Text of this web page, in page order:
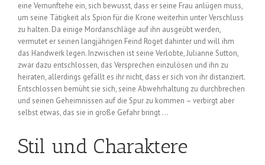
eine Vernunftehe ein, sich bewusst, dass er seine Frau anlügen muss,
um seine Tätigkeit als Spion für die Krone weiterhin unter Verschluss
zu halten. Da einige Mordanschläge auf ihn ausgeübt werden,
vermutet er seinen langjährigen Feind Roget dahinter und will ihm
das Handwerk legen. Inzwischen ist seine Verlobte, Julianne Sutton,
zwar dazu entschlossen, das Versprechen einzulösen und ihn zu
heiraten, allerdings gefällt es ihr nicht, dass er sich von ihr distanziert.
Entschlossen bemüht sie sich, seine Abwehrhaltung zu durchbrechen
und seinen Geheimnissen auf die Spur zu kommen – verbirgt aber
selbst etwas, das sie in große Gefahr bringt …
Stil und Charaktere